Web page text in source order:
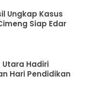
Ungkap Kasus
Siap Edar
Utara Hadiri
Hari Pendidikan